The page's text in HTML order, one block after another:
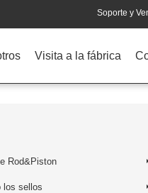
Soporte y
Visita a la fábrica
Rod&Piston
los sellos